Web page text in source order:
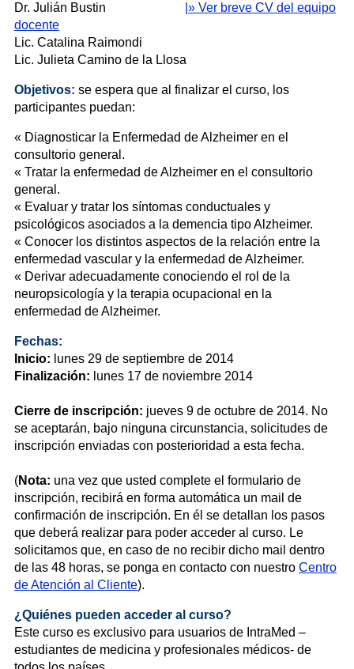
Dr. Julián Bustin
|» Ver breve CV del equipo
docente
Lic. Catalina Raimondi
Lic. Julieta Camino de la Llosa
Objetivos: se espera que al finalizar el curso, los
participantes puedan:
« Diagnosticar la Enfermedad de Alzheimer en el
consultorio general.
« Tratar la enfermedad de Alzheimer en el consultorio
general.
« Evaluar y tratar los síntomas conductuales y
psicológicos asociados a la demencia tipo Alzheimer.
« Conocer los distintos aspectos de la relación entre la
enfermedad vascular y la enfermedad de Alzheimer.
« Derivar adecuadamente conociendo el rol de la
neuropsicología y la terapia ocupacional en la
enfermedad de Alzheimer.
Fechas:
Inicio: lunes 29 de septiembre de 2014
Finalización: lunes 17 de noviembre 2014
Cierre de inscripción: jueves 9 de octubre de 2014. No
se aceptarán, bajo ninguna circunstancia, solicitudes de
inscripción enviadas con posterioridad a esta fecha.
(Nota: una vez que usted complete el formulario de
inscripción, recibirá en forma automática un mail de
confirmación de inscripción. En él se detallan los pasos
que deberá realizar para poder acceder al curso. Le
solicitamos que, en caso de no recibir dicho mail dentro
de las 48 horas, se ponga en contacto con nuestro Centro
de Atención al Cliente).
¿Quiénes pueden acceder al curso?
Este curso es exclusivo para usuarios de IntraMed –
estudiantes de medicina y profesionales médicos- de